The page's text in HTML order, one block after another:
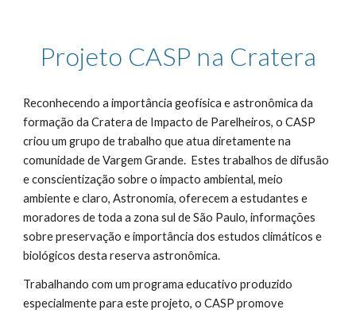
Projeto CASP na Cratera
Reconhecendo a importância geofísica e astronômica da
formação da Cratera de Impacto de Parelheiros, o CASP
criou um grupo de trabalho que atua diretamente na
comunidade de Vargem Grande. Estes trabalhos de difusão
e conscientização sobre o impacto ambiental, meio
ambiente e claro,Astronomia, oferecem a estudantes e
moradores de toda a zona sul de São Paulo, informações
sobre preservação e importância dos estudos climáticos e
biológicos desta reserva astronômica.
Trabalhando com um programa educativo produzido
especialmente para este projeto, o CASP promove